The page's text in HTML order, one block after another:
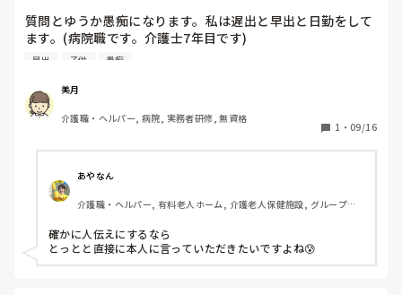
が、働いていてこの動き方であっているのか不安です。前の
施設はいくら経験者であっても最低3回は付きでのシフトで
調整をしていました。
には変えず、排泄回り終わるまで変えません。パットも少し
の汚れでは変えない、職員の言葉遣いが悪いなど、悪い印象
しかありません。看護師も何も清潔面に対して、なにも言わ
直ぐに辞めるのは自分自身が嫌だし、悪い所しか見ないのは
ダメだと思うので、最低1年は続けるべきかなとは思ってま
すが、心が折れそうではあります。転職された人達はどうや
って壁を乗り切っていましか？？耐えるしかないのですかね
🥲
質問とゆうか愚痴になります。私は遅出と早出と日勤をして
ます。(病院職です。介護士7年目です)
ちょっとその日激務の疲れかぼけーっとしてしまうことが多
それで、師長に終わったら話があるから来てくれん？って言
われて話をしました。
だけど私が悪いのは100も承知です。だけどそれを師長にゆ
接本人居るんだから本人の目の前で言ったらええやんって思
いました。
それで師長に言われたのはオムツのズレなどは仕方ないとし
ても茶殻などの準備とかなど。。色々でした。。なんで本人
居るのに目の前で言えないんだろいい大人なのにって。。
早出 子供 愚痴
美月
介護職・ヘルパー, 病院, 実務者研修, 無資格
1 ・ 09/16
あやなん
介護職・ヘルパー, 有料老人ホーム, 介護老人保健施設, グループホ
確かに人伝えにするなら
とっとと直接に本人に言っていただきたいですよね😰